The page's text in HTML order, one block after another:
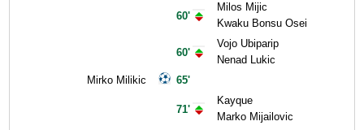
Mirko Milikic
60'
60'
65'
71'
Milos Mijic
Kwaku Bonsu Osei
Vojo Ubiparip
Nenad Lukic
Kayque
Marko Mijailovic